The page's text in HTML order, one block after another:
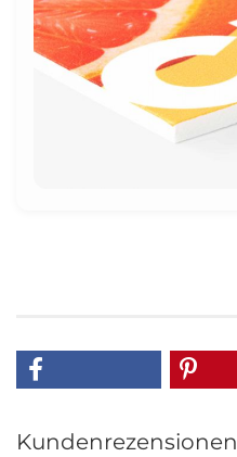
Kundenrezensionen